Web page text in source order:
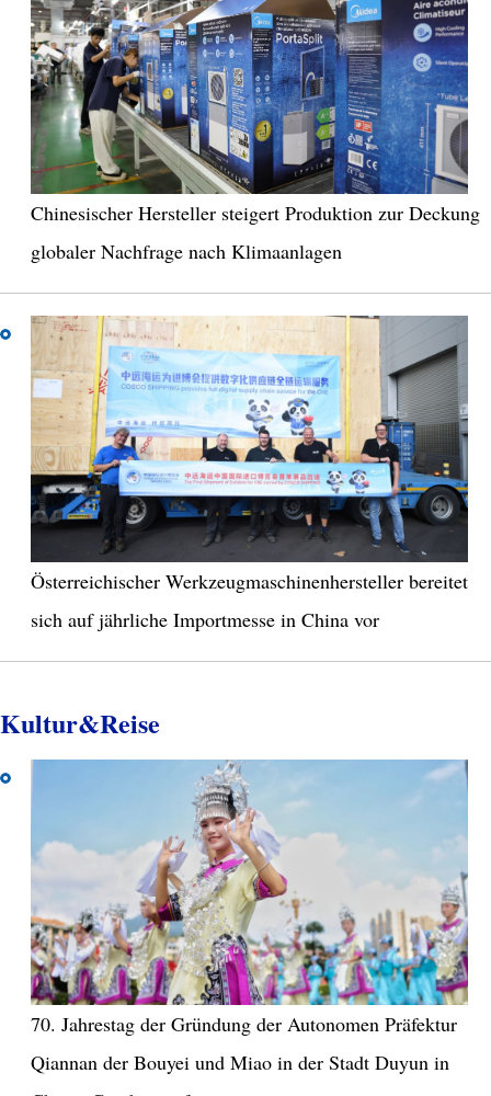
Chinesischer Hersteller steigert Produktion zur Deckung
globaler Nachfrage nach Klimaanlagen
Österreichischer Werkzeugmaschinenhersteller bereitet
sich auf jährliche Importmesse in China vor
Kultur&Reise
70. Jahrestag der Gründung der Autonomen Präfektur
Qiannan der Bouyei und Miao in der Stadt Duyun in